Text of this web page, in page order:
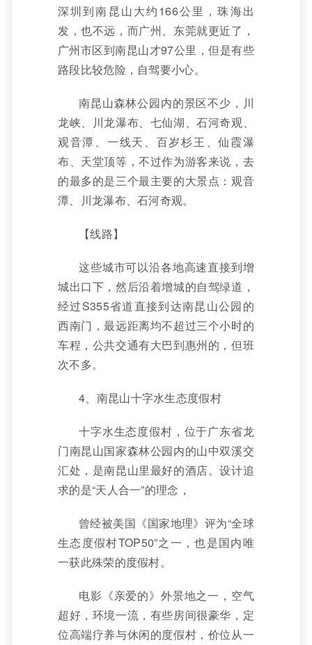
深圳到南昆山大约166公里，珠海出
发，也不远，而广州、东莞就更近了，
广州市区到南昆山才97公里，但是有些
路段比较危险，自驾要小心。
南昆山森林公园内的景区不少，川
龙峡、川龙瀑布、七仙湖、石河奇观、
观音潭、一线天、百岁杉王、仙霞瀑
布、天堂顶等，不过作为游客来说，去
的最多的是三个最主要的大景点：观音
潭、川龙瀑布、石河奇观。
【线路】
这些城市可以沿各地高速直接到增
城出口下，然后沿着增城的自驾绿道，
经过S355省道直接到达南昆山公园的
西南门，最远距离均不超过三个小时的
车程，公共交通有大巴到惠州的，但班
次不多。
4、南昆山十字水生态度假村
十字水生态度假村，位于广东省龙
门南昆山国家森林公园内的山中双溪交
汇处，是南昆山里最好的酒店。设计追
求的是“天人合一”的理念，
曾经被美国《国家地理》评为“全球
生态度假村TOP50”之一，也是国内唯
一获此殊荣的度假村。
电影《亲爱的》外景地之一，空气
超好，环境一流，有些房间很豪华，定
位高端疗养与休闲的度假村，价位从一